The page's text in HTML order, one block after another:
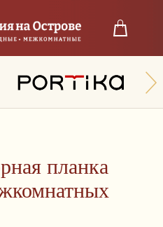
планка